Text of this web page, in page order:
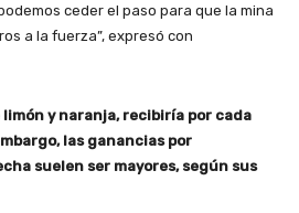
ceder el paso para que la mina
a la fuerza”, expresó con
y naranja, recibiría por cada
las ganancias por
suelen ser mayores, según sus